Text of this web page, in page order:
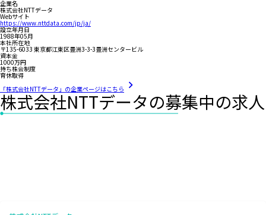
企業名
株式会社NTTデータ
Webサイト
https://www.nttdata.com/jp/ja/
設立年月日
1988年05月
本社所在地
〒135-6033 東京都江東区豊洲3-3-3豊洲センタービル
資本金
1000万円
持ち株会制度
育休取得
「株式会社NTTデータ」の企業ページはこちら
株式会社NTTデータの募集中の求人